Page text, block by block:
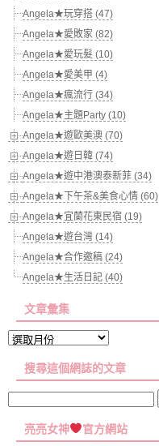
Angela★玩穿搭 (47)
Angela★愛敗家 (82)
Angela★愛玩髮 (10)
Angela★愛美甲 (4)
Angela★瘋流行 (34)
Angela★主題Party (10)
Angela★遊歐美澳 (70)
Angela★遊日韓 (74)
Angela★遊中港澳泰新菲 (34)
Angela★下午茶&美食心情 (60)
Angela★宜蘭花東民宿 (19)
Angela★遊台灣 (14)
Angela★合作邀稿 (24)
Angela★生活日記 (40)
文章彙集
文
彙
搜尋這個網誌的文章
關
亮亮女神 官方網站